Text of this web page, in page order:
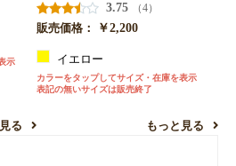
示
る
3.75
（4）
販売価格：
￥2,200
イエロー
カラーをタップしてサイズ・在庫を表示
表記の無いサイズは販売終了
もっと見る